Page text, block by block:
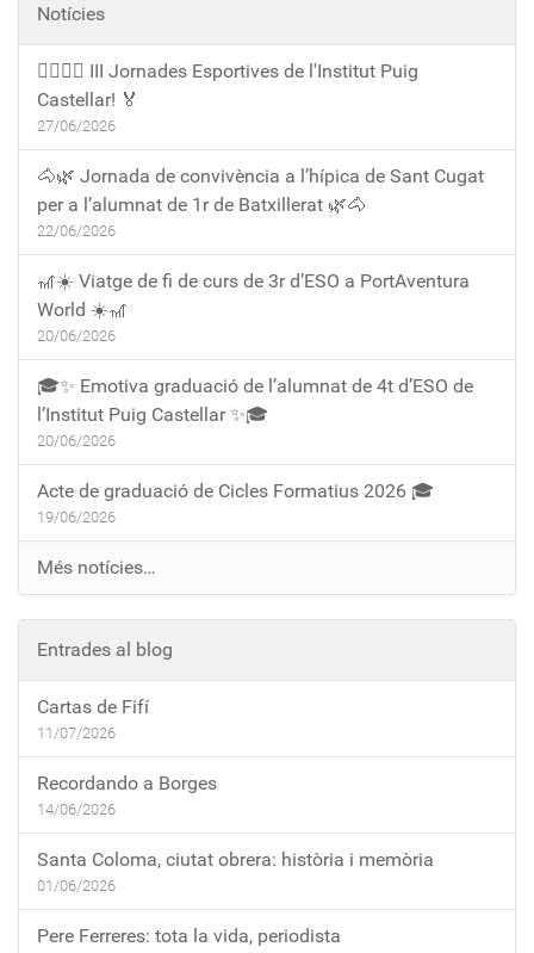
Notícies
🏃‍♀️🏃‍♂️ III Jornades Esportives de l'Institut Puig
Castellar! 🏅
27/06/2026
🐴🌿 Jornada de convivència a l’hípica de Sant Cugat
per a l’alumnat de 1r de Batxillerat 🌿🐴
22/06/2026
🎢☀️ Viatge de fi de curs de 3r d’ESO a PortAventura
World ☀️🎢
20/06/2026
🎓✨ Emotiva graduació de l’alumnat de 4t d’ESO de
l’Institut Puig Castellar ✨🎓
20/06/2026
Acte de graduació de Cicles Formatius 2026 🎓
19/06/2026
Més notícies…
Entrades al blog
Cartas de Fifí
11/07/2026
Recordando a Borges
14/06/2026
Santa Coloma, ciutat obrera: història i memòria
01/06/2026
Pere Ferreres: tota la vida, periodista